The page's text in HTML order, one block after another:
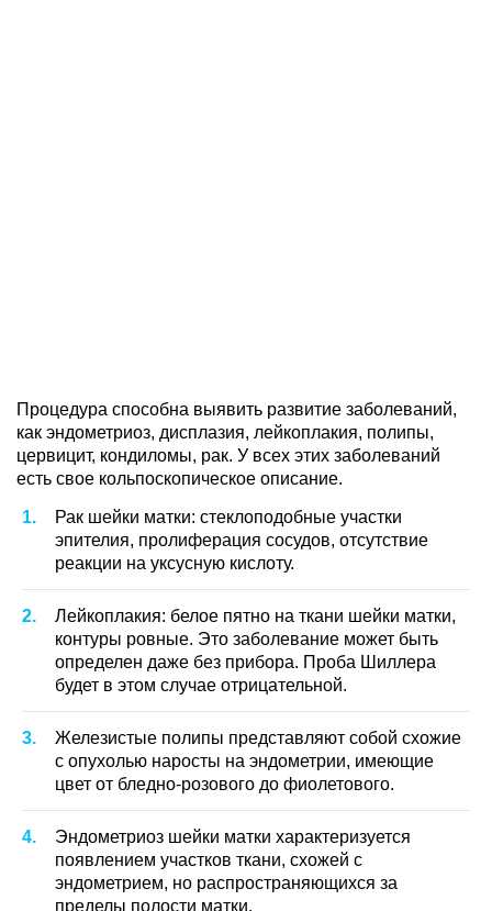
Процедура способна выявить развитие заболеваний,
как эндометриоз, дисплазия, лейкоплакия, полипы,
цервицит, кондиломы, рак. У всех этих заболеваний
есть свое кольпоскопическое описание.
Рак шейки матки: стеклоподобные участки
эпителия, пролиферация сосудов, отсутствие
реакции на уксусную кислоту.
Лейкоплакия: белое пятно на ткани шейки матки,
контуры ровные. Это заболевание может быть
определен даже без прибора. Проба Шиллера
будет в этом случае отрицательной.
Железистые полипы представляют собой схожие
с опухолью наросты на эндометрии, имеющие
цвет от бледно-розового до фиолетового.
Эндометриоз шейки матки характеризуется
появлением участков ткани, схожей с
эндометрием, но распространяющихся за
пределы полости матки.